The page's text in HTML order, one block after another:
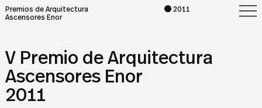
Premios de Arquitectura
Ascensores Enor
2011
V Premio de Arquitectura
Ascensores Enor
2011